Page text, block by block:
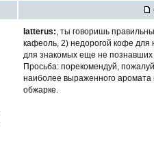
latterus: , ты говоришь
кафеоль, 2) недорогой кофе
для знакомых еще не
Просьба: порекомендуй,
наиболее выраженного аромата
обжарке.